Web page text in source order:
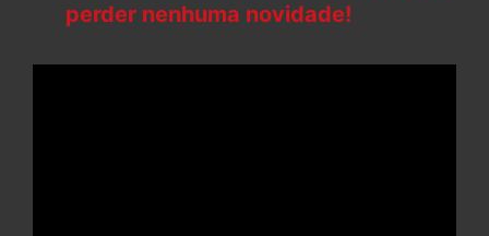
perder nenhuma novidade!